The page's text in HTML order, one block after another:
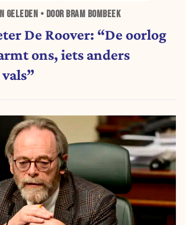
GELEDEN • DOOR BRAM BOMBEEK
De Roover: “De oorlog
ons, iets anders